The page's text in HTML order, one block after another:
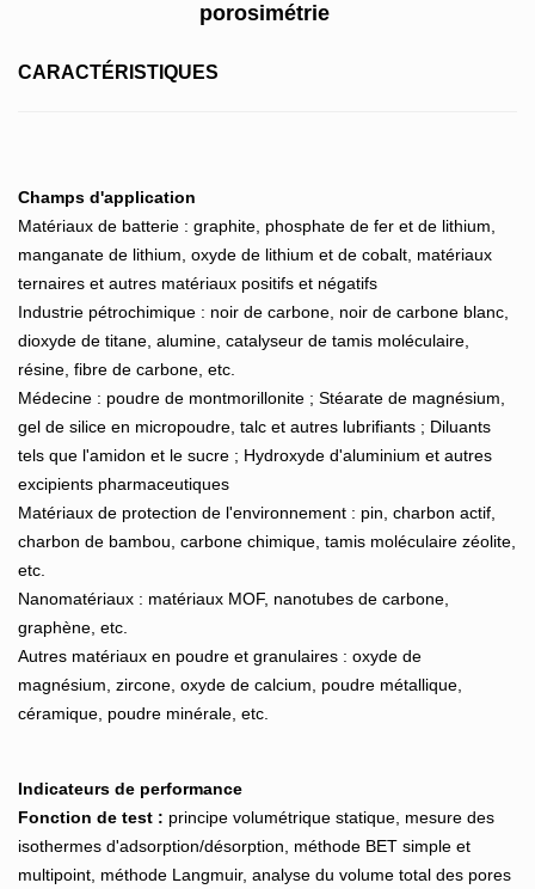
porosimétrie
CARACTÉRISTIQUES
Champs d'application
Matériaux de batterie : graphite, phosphate de fer et de lithium,
manganate de lithium, oxyde de lithium et de cobalt, matériaux
ternaires et autres matériaux positifs et négatifs
Industrie pétrochimique : noir de carbone, noir de carbone blanc,
dioxyde de titane, alumine, catalyseur de tamis moléculaire,
résine, fibre de carbone, etc.
Médecine : poudre de montmorillonite ; Stéarate de magnésium,
gel de silice en micropoudre, talc et autres lubrifiants ; Diluants
tels que l'amidon et le sucre ; Hydroxyde d'aluminium et autres
excipients pharmaceutiques
Matériaux de protection de l'environnement : pin, charbon actif,
charbon de bambou, carbone chimique, tamis moléculaire zéolite,
etc.
Nanomatériaux : matériaux MOF, nanotubes de carbone,
graphène, etc.
Autres matériaux en poudre et granulaires : oxyde de
magnésium, zircone, oxyde de calcium, poudre métallique,
céramique, poudre minérale, etc.
Indicateurs de performance
Fonction de test : principe volumétrique statique, mesure des
isothermes d'adsorption/désorption, méthode BET simple et
multipoint, méthode Langmuir, analyse du volume total des pores